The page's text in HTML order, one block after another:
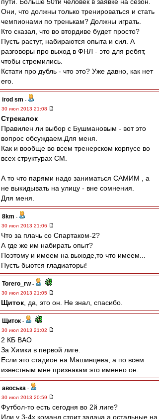
Они, что должны только тренироваться и стать
чемпионами по тренькам? Должны играть.
Кто сказал, что во втордиве будет просто?
Пусть растут, набираются опыта и сил. А
разговоры про выход в ФНЛ - это для ребят,
чтобы стремились.
Кстати про дубль - что это? Уже давно, как нет
его.
irod sm -
30 июл 2013 21:08
Стрекалок
Правилен ли выбор с Бушмановым - вот это
вопрос обсуждаем.Для меня.
Как и вообще во всем тренерском корпусе во
всех структурах СМ.
А то что парями надо заниматься САМИМ , а
не выкидывать на улицу - вне сомнения.
Для меня.
8km -
30 июл 2013 21:06
Что за плачь со Спартаком-2?
А где же им набирать опыт?
Поэтому и имеем на выходе,то что имеем...
Пусть бьются гладиаторы!
Torero_rw-
30 июл 2013 21:05
Щиток , да, это он. Не знал, спасибо.
Щиток -
30 июл 2013 21:02
2 КБ ВАО
За Химки в первой лиге.
Если это стадион на Машинцева, а по всем
известным мне признакам это именно он.
авоська -
30 июл 2013 20:59
Футбол-то есть сегодня во 2й лиге?
Или у 3-4х команд стоит задача,а остальные на